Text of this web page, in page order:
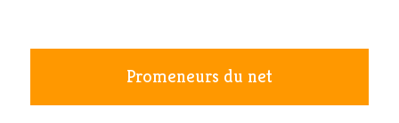
Promeneurs du net